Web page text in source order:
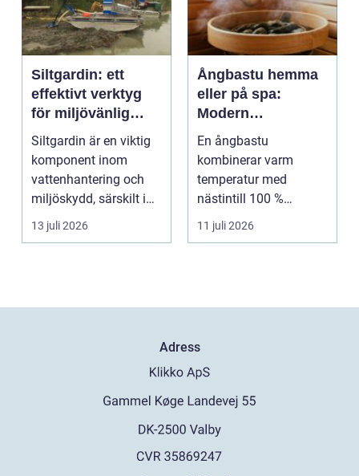
Siltgardin: ett
effektivt verktyg
för miljövänlig
vattenhantering
Siltgardin är en viktig
komponent inom
vattenhantering och
miljöskydd, särskilt i
verksamheter som i...
13 juli 2026
Ångbastu hemma
eller på spa:
Modern
återhämtning med
uråldrig logik
En ångbastu
kombinerar varm
temperatur med
nästintill 100 %
luftfuktighet för att
sk...
11 juli 2026
Adress